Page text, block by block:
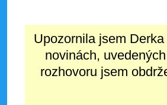
Upozornila jsem
novinách,
rozhovoru jsem